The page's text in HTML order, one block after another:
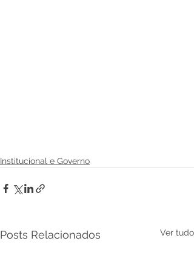
Institucional e Governo
Posts Relacionados Ver tudo